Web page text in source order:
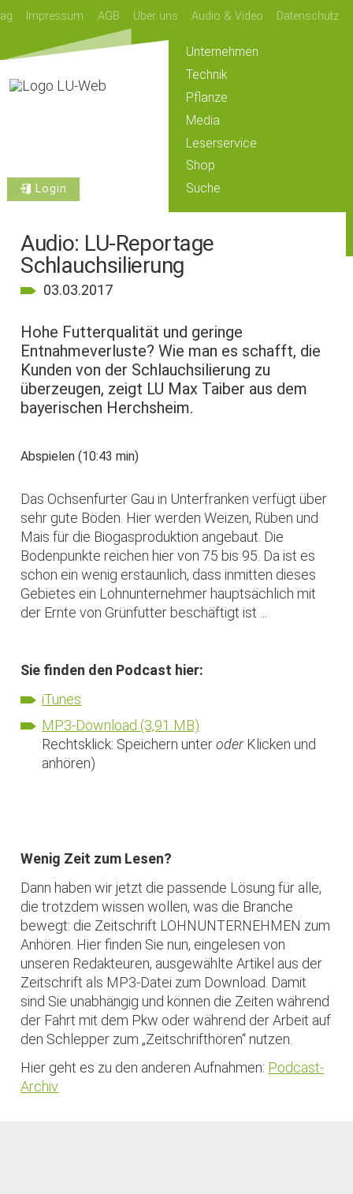
Impressum AGB Über uns Audio & Video Datenschutz
Login
Unternehmen
Technik
Pflanze
Media
Leserservice
Shop
Suche
Audio: LU-Reportage
Schlauchsilierung
03.03.2017
Hohe Futterqualität und geringe
Entnahmeverluste? Wie man es schafft, die
Kunden von der Schlauchsilierung zu
überzeugen, zeigt LU Max Taiber aus dem
bayerischen Herchsheim.
Abspielen (10:43 min)
Das Ochsenfurter Gau in Unterfranken verfügt über
sehr gute Böden. Hier werden Weizen, Rüben und
Mais für die Biogasproduktion angebaut. Die
Bodenpunkte reichen hier von 75 bis 95. Da ist es
schon ein wenig erstaunlich, dass inmitten dieses
Gebietes ein Lohnunternehmer hauptsächlich mit
der Ernte von Grünfutter beschäftigt ist ...
Sie finden den Podcast hier:
iTunes
MP3-Download (3,91 MB)
Rechtsklick: Speichern unteroderKlicken und
anhören)
Wenig Zeit zum Lesen?
Dann haben wir jetzt die passende Lösung für alle,
die trotzdem wissen wollen, was die Branche
bewegt: die Zeitschrift LOHNUNTERNEHMEN zum
Anhören. Hier finden Sie nun, eingelesen von
unseren Redakteuren, ausgewählte Artikel aus der
Zeitschrift als MP3-Datei zum Download. Damit
sind Sie unabhängig und können die Zeiten während
der Fahrt mit dem Pkw oder während der Arbeit auf
den Schlepper zum „Zeitschrifthören“ nutzen.
Hier geht es zu den anderen Aufnahmen: Podcast-
Archiv